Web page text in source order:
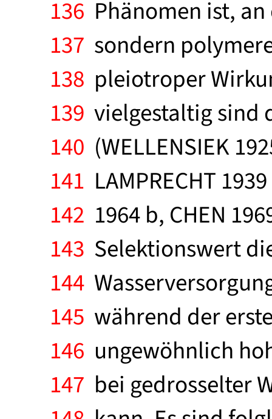
136 Phänomen ist,
137 sondern
138 pleiotroper
139 vielgestaltig sind
140 (WELLENSIEK
141 LAMPRECHT
142 1964 b, CHEN
143 Selektionswert
144
145 während der
146 ungewöhnlich
147 bei gedrosselter